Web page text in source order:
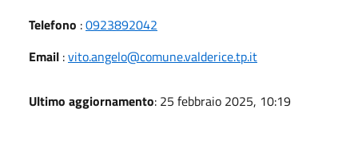
Telefono :0923892042
Email :vito.angelo@comune.valderice.tp.it
Ultimo aggiornamento: 25 febbraio 2025, 10:19